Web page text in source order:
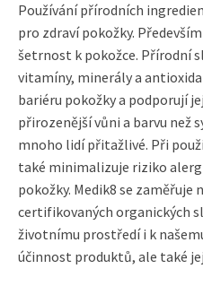
Používání přírodních
pro zdraví pokožky.
šetrnost k pokožce. Přírodní
vitamíny, minerály a
bariéru pokožky a podporují
přirozenější vůni a barvu než
mnoho lidí přitažlivé. Při
také minimalizuje riziko
pokožky. Medik8 se zaměřuje
certifikovaných organických
životnímu prostředí i k
účinnost produktů, ale také